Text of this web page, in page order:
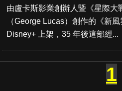
由盧卡斯影業創辦人暨《星際大
（George Lucas）創作的《新
Disney+ 上架，35 年後這部經...
1